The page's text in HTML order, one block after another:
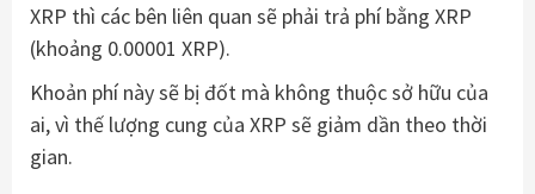
XRP thì các bên liên quan sẽ phải trả phí bằng XRP
(khoảng 0.00001 XRP).
Khoản phí này sẽ bị đốt mà không thuộc sở hữu của
ai, vì thế lượng cung của XRP sẽ giảm dần theo thời
gian.